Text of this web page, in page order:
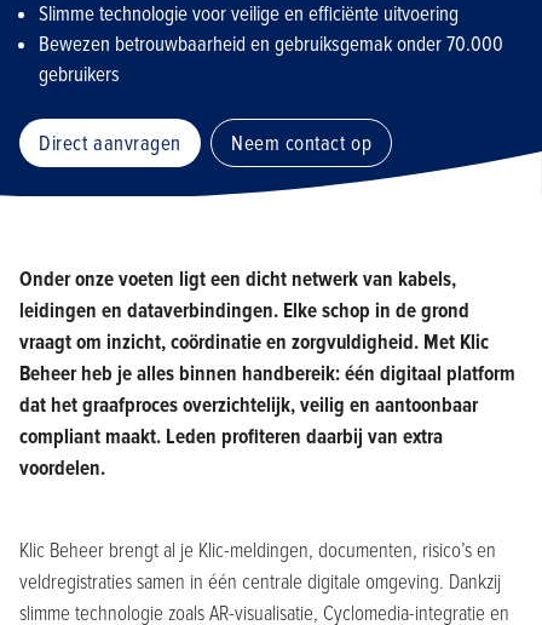
Slimme technologie voor veilige en efficiënte uitvoering
Bewezen betrouwbaarheid en gebruiksgemak onder 70.000
gebruikers
Direct aanvragen Neem contact op
Onder onze voeten ligt een dicht netwerk van kabels,
leidingen en dataverbindingen. Elke schop in de grond
vraagt om inzicht, coördinatie en zorgvuldigheid. Met Klic
Beheer heb je alles binnen handbereik: één digitaal platform
dat het graafproces overzichtelijk, veilig en aantoonbaar
compliant maakt. Leden profiteren daarbij van extra
voordelen.
Klic Beheer brengt al je Klic-meldingen, documenten, risico’s en
veldregistraties samen in één centrale digitale omgeving. Dankzij
slimme technologie zoals AR-visualisatie, Cyclomedia-integratie en